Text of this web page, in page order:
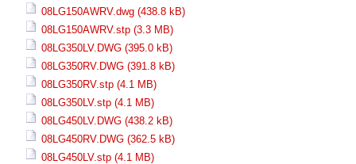
08LG150AWRV.dwg (438.8 kB)
08LG150AWRV.stp (3.3 MB)
08LG350LV.DWG (395.0 kB)
08LG350RV.DWG (391.8 kB)
08LG350RV.stp (4.1 MB)
08LG350LV.stp (4.1 MB)
08LG450LV.DWG (438.2 kB)
08LG450RV.DWG (362.5 kB)
08LG450LV.stp (4.1 MB)